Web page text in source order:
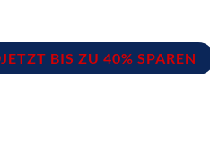
JETZT BIS ZU 40% SPAREN